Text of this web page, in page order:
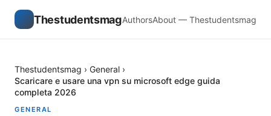
ThestudentsmagAuthorsAbout — Thestudentsmag
Thestudentsmag › General ›
Scaricare e usare una vpn su microsoft edge guida
completa 2026
GENERAL